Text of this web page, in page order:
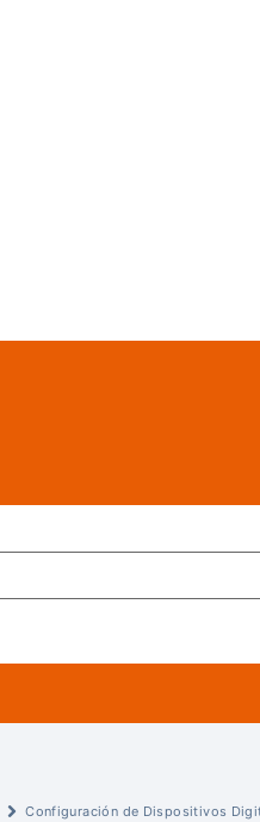
Configuración de Dispositivos